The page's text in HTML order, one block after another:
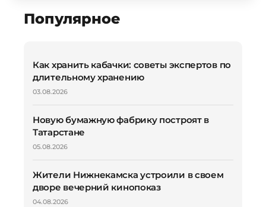
Популярное
Как хранить кабачки: советы экспертов по
длительному хранению
03.08.2026
Новую бумажную фабрику построят в
Татарстане
05.08.2026
Жители Нижнекамска устроили в своем
дворе вечерний кинопоказ
04.08.2026